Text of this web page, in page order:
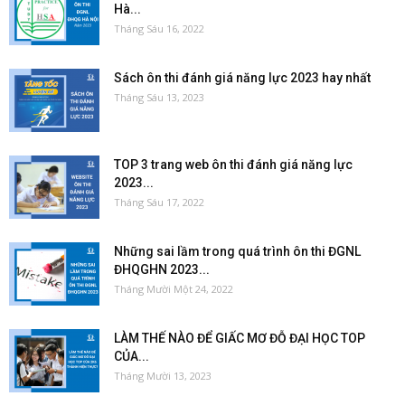
Hà...
Tháng Sáu 16, 2022
Sách ôn thi đánh giá năng lực 2023 hay nhất
Tháng Sáu 13, 2023
TOP 3 trang web ôn thi đánh giá năng lực
2023...
Tháng Sáu 17, 2022
Những sai lầm trong quá trình ôn thi ĐGNL
ĐHQGHN 2023...
Tháng Mười Một 24, 2022
LÀM THẾ NÀO ĐỂ GIẤC MƠ ĐỖ ĐẠI HỌC TOP
CỦA...
Tháng Mười 13, 2023